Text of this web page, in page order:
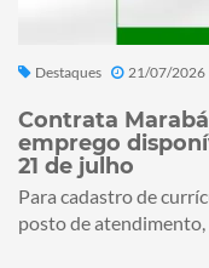
Destaques 21/07/2026
Contrata
emprego
21 de julho
Para cadastro de
posto de atendimento,